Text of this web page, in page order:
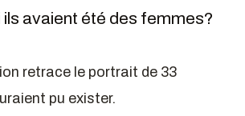
ils avaient été des femmes?
retrace le portrait de 33
pu exister.